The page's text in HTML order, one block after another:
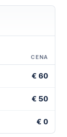
CENA
€ 60
€ 50
€ 0